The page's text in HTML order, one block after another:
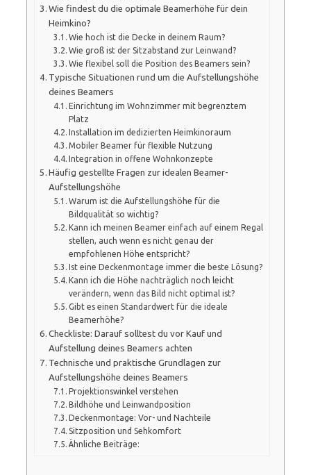
Wie findest du die optimale Beamerhöhe für dein
Heimkino?
Wie hoch ist die Decke in deinem Raum?
Wie groß ist der Sitzabstand zur Leinwand?
Wie flexibel soll die Position des Beamers sein?
Typische Situationen rund um die Aufstellungshöhe
deines Beamers
Einrichtung im Wohnzimmer mit begrenztem
Platz
Installation im dedizierten Heimkinoraum
Mobiler Beamer für flexible Nutzung
Integration in offene Wohnkonzepte
Häufig gestellte Fragen zur idealen Beamer-
Aufstellungshöhe
Warum ist die Aufstellungshöhe für die
Bildqualität so wichtig?
Kann ich meinen Beamer einfach auf einem Regal
stellen, auch wenn es nicht genau der
empfohlenen Höhe entspricht?
Ist eine Deckenmontage immer die beste Lösung?
Kann ich die Höhe nachträglich noch leicht
verändern, wenn das Bild nicht optimal ist?
Gibt es einen Standardwert für die ideale
Beamerhöhe?
Checkliste: Darauf solltest du vor Kauf und
Aufstellung deines Beamers achten
Technische und praktische Grundlagen zur
Aufstellungshöhe deines Beamers
Projektionswinkel verstehen
Bildhöhe und Leinwandposition
Deckenmontage: Vor- und Nachteile
Sitzposition und Sehkomfort
Ähnliche Beiträge: